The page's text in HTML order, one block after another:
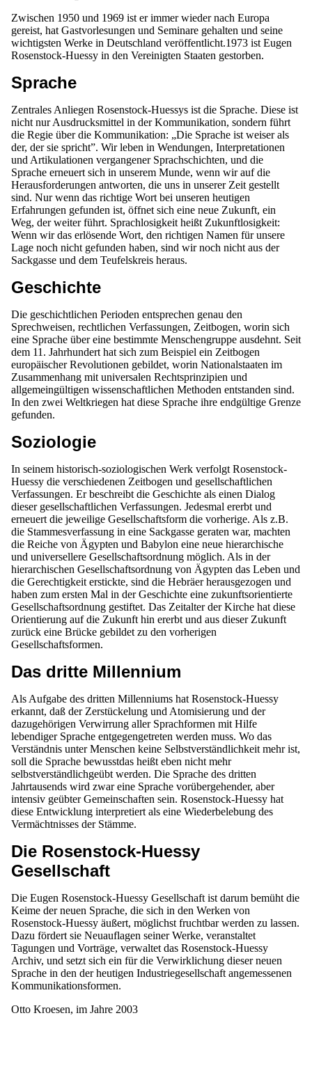
Zwischen 1950 und 1969 ist er immer wieder nach Europa
gereist, hat Gastvorlesungen und Seminare gehalten und seine
wichtigsten Werke in Deutschland veröffentlicht.1973 ist Eugen
Rosenstock-Huessy in den Vereinigten Staaten gestorben.
Sprache
Zentrales Anliegen Rosenstock-Huessys ist die Sprache. Diese ist
nicht nur Ausdrucksmittel in der Kommunikation, sondern führt
die Regie über die Kommunikation: „Die Sprache ist weiser als
der, der sie spricht”. Wir leben in Wendungen, Interpretationen
und Artikulationen vergangener Sprachschichten, und die
Sprache erneuert sich in unserem Munde, wenn wir auf die
Herausforderungen antworten, die uns in unserer Zeit gestellt
sind. Nur wenn das richtige Wort bei unseren heutigen
Erfahrungen gefunden ist, öffnet sich eine neue Zukunft, ein
Weg, der weiter führt. Sprachlosigkeit heißt Zukunftlosigkeit:
Wenn wir das erlösende Wort, den richtigen Namen für unsere
Lage noch nicht gefunden haben, sind wir noch nicht aus der
Sackgasse und dem Teufelskreis heraus.
Geschichte
Die geschichtlichen Perioden entsprechen genau den
Sprechweisen, rechtlichen Verfassungen, Zeitbogen, worin sich
eine Sprache über eine bestimmte Menschengruppe ausdehnt. Seit
dem 11. Jahrhundert hat sich zum Beispiel ein Zeitbogen
europäischer Revolutionen gebildet, worin Nationalstaaten im
Zusammenhang mit universalen Rechtsprinzipien und
allgemeingültigen wissenschaftlichen Methoden entstanden sind.
In den zwei Weltkriegen hat diese Sprache ihre endgültige Grenze
gefunden.
Soziologie
In seinem historisch-soziologischen Werk verfolgt Rosenstock-
Huessy die verschiedenen Zeitbogen und gesellschaftlichen
Verfassungen. Er beschreibt die Geschichte als einen Dialog
dieser gesellschaftlichen Verfassungen. Jedesmal ererbt und
erneuert die jeweilige Gesellschaftsform die vorherige. Als z.B.
die Stammesverfassung in eine Sackgasse geraten war, machten
die Reiche von Ägypten und Babylon eine neue hierarchische
und universellere Gesellschaftsordnung möglich. Als in der
hierarchischen Gesellschaftsordnung von Ägypten das Leben und
die Gerechtigkeit erstickte, sind die Hebräer herausgezogen und
haben zum ersten Mal in der Geschichte eine zukunftsorientierte
Gesellschaftsordnung gestiftet. Das Zeitalter der Kirche hat diese
Orientierung auf die Zukunft hin ererbt und aus dieser Zukunft
zurück eine Brücke gebildet zu den vorherigen
Gesellschaftsformen.
Das dritte Millennium
Als Aufgabe des dritten Millenniums hat Rosenstock-Huessy
erkannt, daß der Zerstückelung und Atomisierung und der
dazugehörigen Verwirrung aller Sprachformen mit Hilfe
lebendiger Sprache entgegengetreten werden muss. Wo das
Verständnis unter Menschen keine Selbstverständlichkeit mehr ist,
soll die Sprache bewusstdas heißt eben nicht mehr
selbstverständlichgeübt werden. Die Sprache des dritten
Jahrtausends wird zwar eine Sprache vorübergehender, aber
intensiv geübter Gemeinschaften sein. Rosenstock-Huessy hat
diese Entwicklung interpretiert als eine Wiederbelebung des
Vermächtnisses der Stämme.
Die Rosenstock-Huessy
Gesellschaft
Die Eugen Rosenstock-Huessy Gesellschaft ist darum bemüht die
Keime der neuen Sprache, die sich in den Werken von
Rosenstock-Huessy äußert, möglichst fruchtbar werden zu lassen.
Dazu fördert sie Neuauflagen seiner Werke, veranstaltet
Tagungen und Vorträge, verwaltet das Rosenstock-Huessy
Archiv, und setzt sich ein für die Verwirklichung dieser neuen
Sprache in den der heutigen Industriegesellschaft angemessenen
Kommunikationsformen.
Otto Kroesen, im Jahre 2003